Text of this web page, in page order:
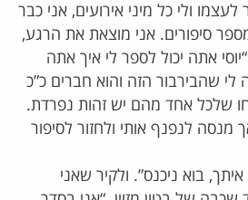
לעצמו ולי כל מיני אירועים, אני כבר
סיפורים. אני מוצאת את הרגע,
אתה יכול לספר לי איך אתה
שהבירבור הזה והוא חברים כ”כ
שלכל אחד מהם יש זהות נפרדת.
מנסה לנפנף אותי ולחזור לסיפור
בוא ניכנס”. ולקיר שאני